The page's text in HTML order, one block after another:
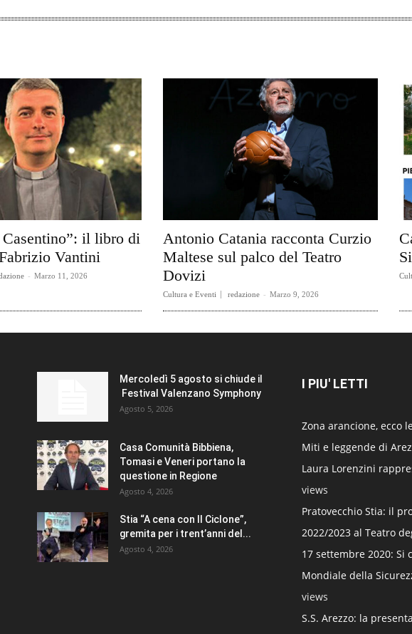
il libro di
Vantini
- Marzo 11, 2026
Antonio Catania racconta Curzio
Maltese sul palco del Teatro
Dovizi
Cultura e Eventi redazione - Marzo 9, 2026
Mercoledì 5 agosto si chiude il
Festival Valenzano Symphony
Agosto 5, 2026
Casa Comunità Bibbiena,
Tomasi e Veneri portano la
questione in Regione
Agosto 4, 2026
Stia “A cena con Il Ciclone”,
gremita per i trent’anni del...
Agosto 4, 2026
I PIU' LETTI
Zona arancione, ecco
Miti e leggende di
Laura Lorenzini
views
Pratovecchio Stia: il
2022/2023 al Teatro
17 settembre 2020: Si
Mondiale della
views
S.S. Arezzo: la